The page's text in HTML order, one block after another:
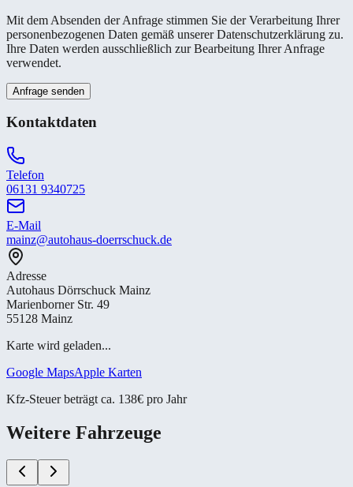
Mit dem Absenden der Anfrage stimmen Sie der Verarbeitung Ihrer
personenbezogenen Daten gemäß unserer Datenschutzerklärung zu.
Ihre Daten werden ausschließlich zur Bearbeitung Ihrer Anfrage
verwendet.
Anfrage senden
Kontaktdaten
Telefon
06131 9340725
E-Mail
mainz@autohaus-doerrschuck.de
Adresse
Autohaus Dörrschuck Mainz
Marienborner Str. 49
55128 Mainz
Karte wird geladen...
Google MapsApple Karten
Kfz-Steuer beträgt ca. 138€ pro Jahr
Weitere Fahrzeuge